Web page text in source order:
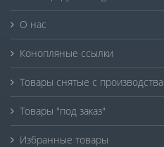
О нас
Конопляные ссылки
Товары снятые с производства
Товары "под заказ"
Избранные товары